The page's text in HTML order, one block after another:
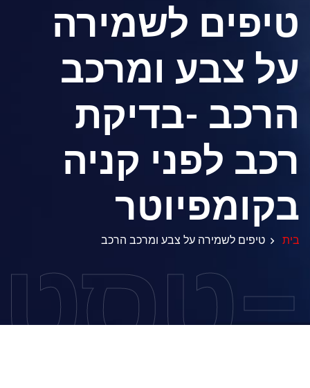
טיפים לשמירה
על צבע ומרכב
הרכב -בדיקת
רכב לפני קניה
בקומפיוטר
בית טיפים לשמירה על צבע ומרכב הרכב
טסט